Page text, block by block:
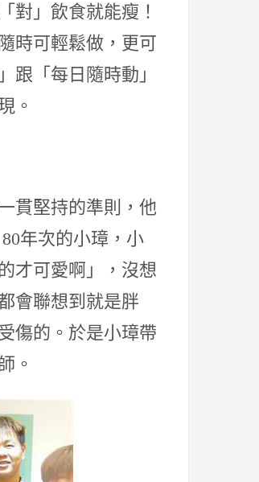
對」飲食就能瘦！
時可輕鬆做，更可
跟「每日隨時動」
。
貫堅持的準則，他
年次的小璋，小
才可愛啊」，沒想
會聯想到就是胖
傷的。於是小璋帶
。